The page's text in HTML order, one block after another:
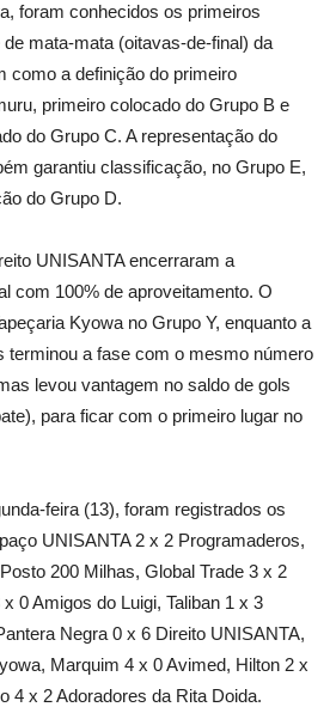
foram conhecidos os primeiros
mata-mata (oitavas-de-final) da
como a definição do primeiro
primeiro colocado do Grupo B e
do Grupo C. A representação do
garantiu classificação, no Grupo E,
do Grupo D.
UNISANTA encerraram a
com 100% de aproveitamento. O
Kyowa no Grupo Y, enquanto a
terminou a fase com o mesmo número
levou vantagem no saldo de gols
para ficar com o primeiro lugar no
feira (13), foram registrados os
UNISANTA 2 x 2 Programaderos,
200 Milhas, Global Trade 3 x 2
0 Amigos do Luigi, Taliban 1 x 3
Negra 0 x 6 Direito UNISANTA,
Marquim 4 x 0 Avimed, Hilton 2 x
4 x 2 Adoradores da Rita Doida.